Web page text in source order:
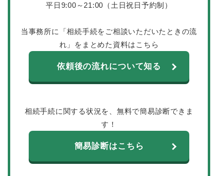
平日9:00～21:00（土日祝日予約制）
当事務所に「相続手続をご相談いただいたときの流
れ」をまとめた資料はこちら
依頼後の流れについて知る
相続手続に関する状況を、無料で簡易診断できま
す！
簡易診断はこちら